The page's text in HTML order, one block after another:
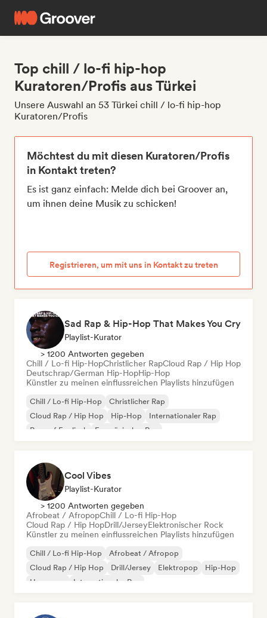
Top chill / lo-fi hip-hop
Kuratoren/Profis aus Türkei
Unsere Auswahl an 53 Türkei chill / lo-fi hip-hop
Kuratoren/Profis
Möchtest du mit diesen Kuratoren/Profis
in Kontakt treten?
Es ist ganz einfach: Melde dich bei Groover an,
um ihnen deine Musik zu schicken!
Registrieren, um mit uns in Kontakt zu treten
Sad Rap & Hip-Hop That Makes You Cry
Playlist-Kurator
> 1200 Antworten gegeben
Chill / Lo-fi Hip-HopChristlicher RapCloud Rap / Hip Hop
Deutschrap/German Hip-HopHip-Hop
Künstler zu meinen einflussreichen Playlists hinzufügen
Chill / Lo-fi Hip-Hop
Christlicher Rap
Cloud Rap / Hip Hop
Hip-Hop
Internationaler Rap
Rap auf Englisch
Französischer Rap
Cool Vibes
Playlist-Kurator
> 1200 Antworten gegeben
Afrobeat / AfropopChill / Lo-fi Hip-Hop
Cloud Rap / Hip HopDrill/JerseyElektronischer Rock
Künstler zu meinen einflussreichen Playlists hinzufügen
Chill / Lo-fi Hip-Hop
Afrobeat / Afropop
Cloud Rap / Hip Hop
Drill/Jersey Elektropop
Hip-Hop
Hyperpop
Internationaler Rap